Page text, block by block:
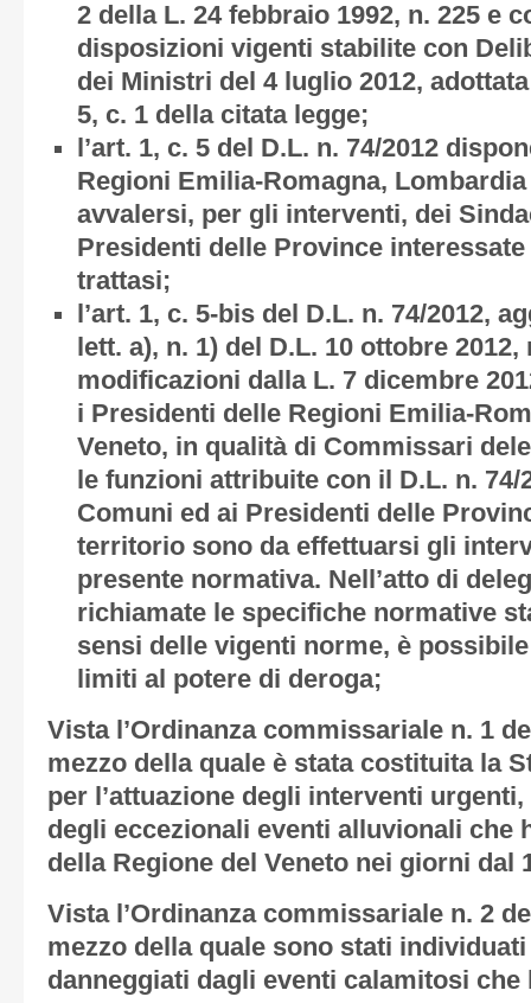
2 della L. 24 febbraio 1992, n. 225 e
disposizioni vigenti stabilite con
dei Ministri del 4 luglio 2012,
5, c. 1 della citata legge;
l’art. 1, c. 5 del D.L. n. 74/2012
Regioni Emilia-Romagna,
avvalersi, per gli interventi, dei
Presidenti delle Province
trattasi;
l’art. 1, c. 5-bis del D.L. n. 74/2012,
lett. a), n. 1) del D.L. 10 ottobre
modificazioni dalla L. 7 dicembre
i Presidenti delle Regioni Emilia-
Veneto, in qualità di Commissari
le funzioni attribuite con il D.L. n. 74/
Comuni ed ai Presidenti delle
territorio sono da effettuarsi gli
presente normativa. Nell’atto di
richiamate le specifiche normative
sensi delle vigenti norme, è
limiti al potere di deroga;
Vistal’Ordinanza commissariale n. 1
mezzo della quale è stata costituita la
per l’attuazione degli interventi
degli eccezionali eventi alluvionali che
della Regione del Veneto nei giorni dal
Vistal’Ordinanza commissariale n. 2
mezzo della quale sono stati
danneggiati dagli eventi calamitosi